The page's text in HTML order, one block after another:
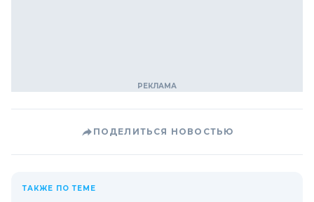
ПОДЕЛИТЬСЯ НОВОСТЬЮ
ТАКЖЕ ПО ТЕМЕ